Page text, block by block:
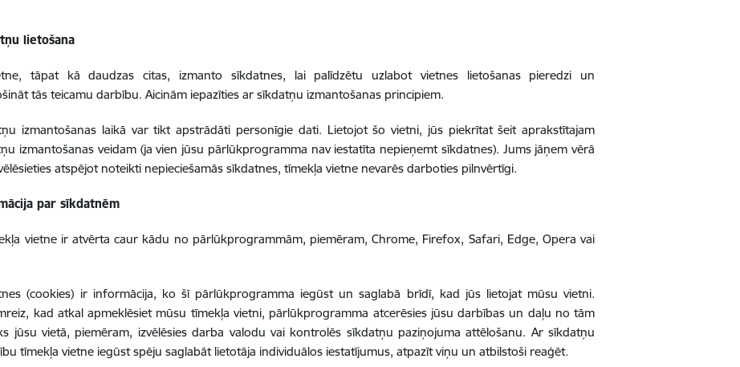
lietošana
tāpat kā daudzas citas, izmanto sīkdatnes, lai palīdzētu uzlabot vietnes lietošanas pieredzi un
tās teicamu darbību. Aicinām iepazīties ar sīkdatņu izmantošanas principiem.
izmantošanas laikā var tikt apstrādāti personīgie dati. Lietojot šo vietni, jūs piekrītat šeit aprakstītajam
izmantošanas veidam (ja vien jūsu pārlūkprogramma nav iestatīta nepieņemt sīkdatnes). Jums jāņem vērā
atspējot noteikti nepieciešamās sīkdatnes, tīmekļa vietne nevarēs darboties pilnvērtīgi.
par sīkdatnēm
vietne ir atvērta caur kādu no pārlūkprogrammām, piemēram, Chrome, Firefox, Safari, Edge, Opera vai
(cookies) ir informācija, ko šī pārlūkprogramma iegūst un saglabā brīdī, kad jūs lietojat mūsu vietni.
kad atkal apmeklēsiet mūsu tīmekļa vietni, pārlūkprogramma atcerēsies jūsu darbības un daļu no tām
jūsu vietā, piemēram, izvēlēsies darba valodu vai kontrolēs sīkdatņu paziņojuma attēlošanu. Ar sīkdatņu
tīmekļa vietne iegūst spēju saglabāt lietotāja individuālos iestatījumus, atpazīt viņu un atbilstoši reaģēt.